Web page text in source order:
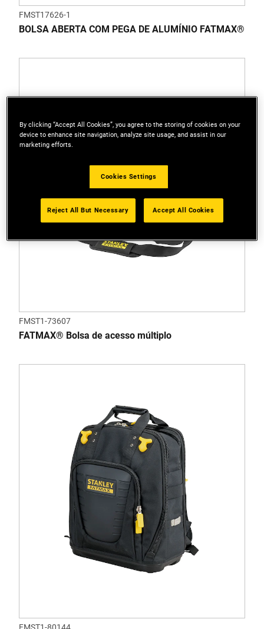
FMST17626-1
BOLSA ABERTA COM PEGA DE ALUMÍNIO FATMAX®
FMST1-73607
FATMAX® Bolsa de acesso múltiplo
By clicking “Accept All Cookies”, you agree to the storing of cookies on your
device to enhance site navigation, analyze site usage, and assist in our
marketing efforts.
Cookies Settings
Reject All But Necessary Accept All Cookies